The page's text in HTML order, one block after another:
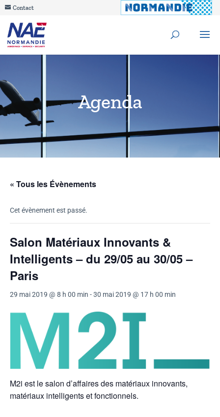
Contact
Agenda
« Tous les Évènements
Cet évènement est passé.
Salon Matériaux Innovants &
Intelligents – du 29/05 au 30/05 –
Paris
29 mai 2019 @ 8 h 00 min -30 mai 2019 @ 17 h 00 min
M2i est le salon d’affaires des matériaux innovants,
matériaux intelligents et fonctionnels.